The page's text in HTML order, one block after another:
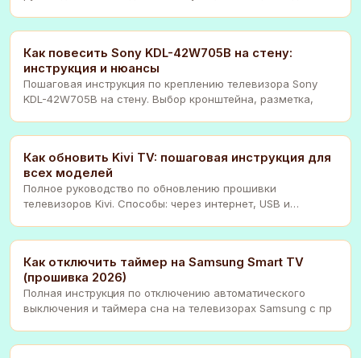
Как повесить Sony KDL-42W705B на стену:
инструкция и нюансы
Пошаговая инструкция по креплению телевизора Sony
KDL-42W705B на стену. Выбор кронштейна, разметка,
Как обновить Kivi TV: пошаговая инструкция для
всех моделей
Полное руководство по обновлению прошивки
телевизоров Kivi. Способы: через интернет, USB и
Как отключить таймер на Samsung Smart TV
(прошивка 2026)
Полная инструкция по отключению автоматического
выключения и таймера сна на телевизорах Samsung с пр